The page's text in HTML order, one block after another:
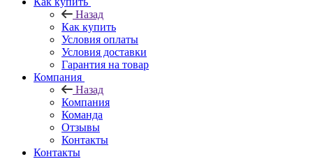
Назад
Как купить
Условия оплаты
Условия доставки
Гарантия на товар
Компания
Назад
Компания
Команда
Отзывы
Контакты
Контакты